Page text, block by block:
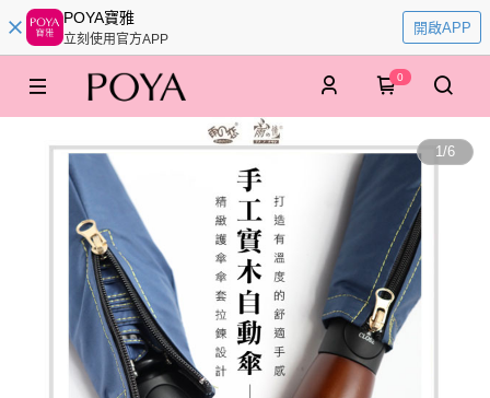
POYA寶雅
立刻使用官方APP
開啟APP
0
1/6